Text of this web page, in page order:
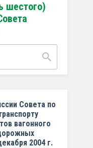
шестого)
Совета по
вагонного
2004 г.